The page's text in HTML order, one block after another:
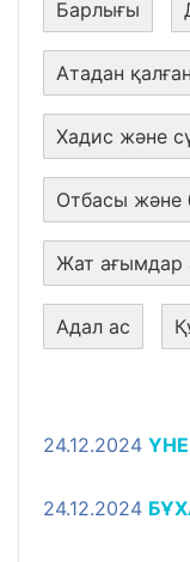
Барлығы
Атадан
Хадис және
Отбасы және
Жат ағымдар
Адал ас
24.12.2024
24.12.2024